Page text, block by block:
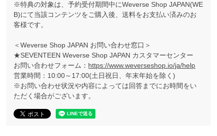
※特典の対象は、予約受付期間中にWeverse Shop JAPAN(WE
B)にて当該コンテンツをご購入後、送料をお支払い済みのお
客様です。
＜Weverse Shop JAPAN お問い合わせ窓口＞
★SEVENTEEN Weverse Shop JAPAN カスタマーセンター
お問い合わせフォーム： https://www.weverseshop.io/ja/help
営業時間：10:00～17:00(土日祝日、年末年始を除く)
※お問い合わせ状況や内容によっては回答までにお時間をい
ただく場合がございます。